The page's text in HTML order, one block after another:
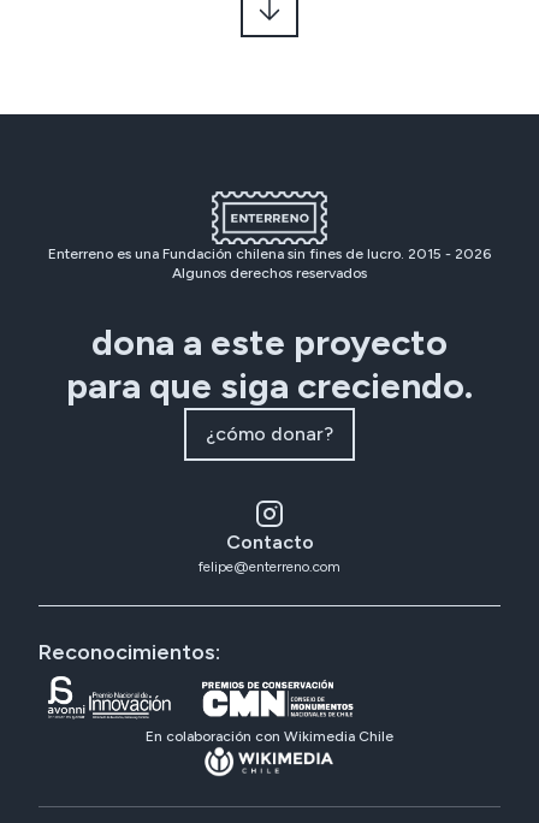
Enterreno es una Fundación chilena sin fines de lucro. 2015 - 2026
Algunos derechos reservados
dona a este proyecto
para que siga creciendo.
¿cómo donar?
Contacto
felipe@enterreno.com
Reconocimientos:
En colaboración con Wikimedia Chile